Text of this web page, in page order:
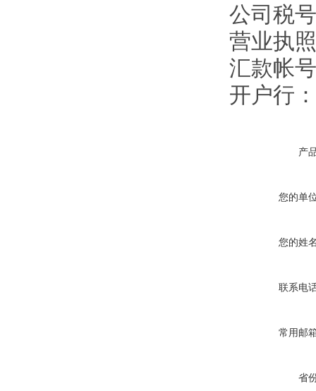
公司税
营业执
汇款帐
开户行
产
您的单
您的姓
联系电
常用邮
省